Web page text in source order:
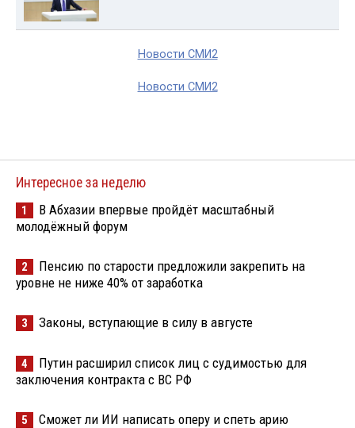
Новости СМИ2
Новости СМИ2
Интересное за неделю
1
В Абхазии впервые пройдёт масштабный
молодёжный форум
2
Пенсию по старости предложили закрепить на
уровне не ниже 40% от заработка
3 Законы, вступающие в силу в августе
4
Путин расширил список лиц с судимостью для
заключения контракта с ВС РФ
5 Сможет ли ИИ написать оперу и спеть арию